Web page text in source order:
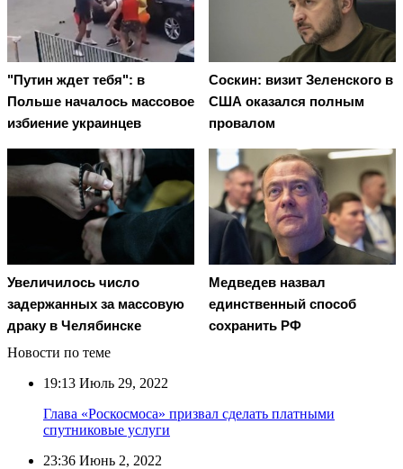
"Путин ждет тебя": в
Польше началось массовое
избиение украинцев
Соскин: визит Зеленского в
США оказался полным
провалом
Увеличилось число
задержанных за массовую
драку в Челябинске
Медведев назвал
единственный способ
сохранить РФ
Новости по теме
19:13 Июль 29, 2022
Глава «Роскосмоса» призвал сделать платными
спутниковые услуги
23:36 Июнь 2, 2022